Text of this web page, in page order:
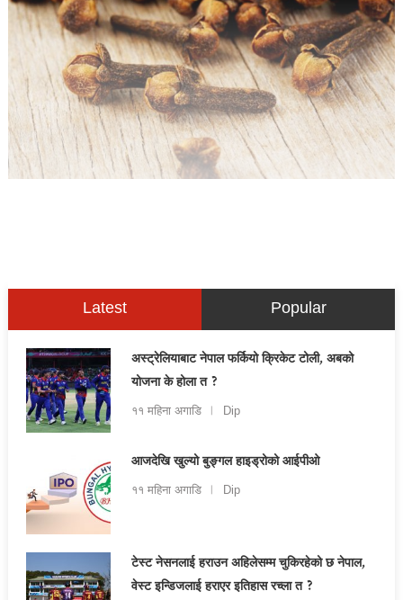
Latest Popular
अस्ट्रेलियाबाट नेपाल फर्कियो क्रिकेट टोली, अबको
योजना के होला त ?
११ महिना अगाडि Dip
आजदेखि खुल्यो बुङ्गल हाइड्रोको आईपीओ
११ महिना अगाडि Dip
टेस्ट नेसनलाई हराउन अहिलेसम्म चुकिरहेको छ नेपाल,
वेस्ट इन्डिजलाई हराएर इतिहास रच्ला त ?